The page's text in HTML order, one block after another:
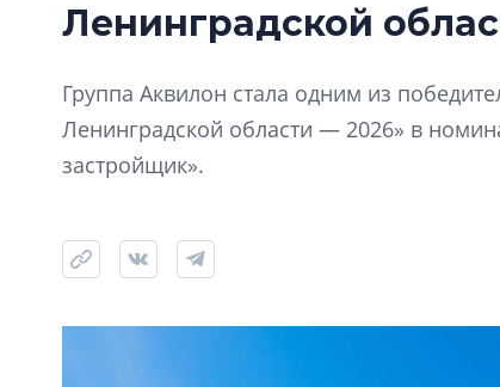
Ленинградской
Группа Аквилон стала одним из
Ленинградской области — 2026» в
застройщик».